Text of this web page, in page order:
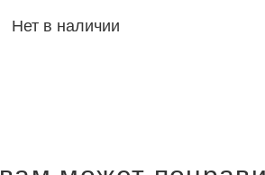
Нет в наличии